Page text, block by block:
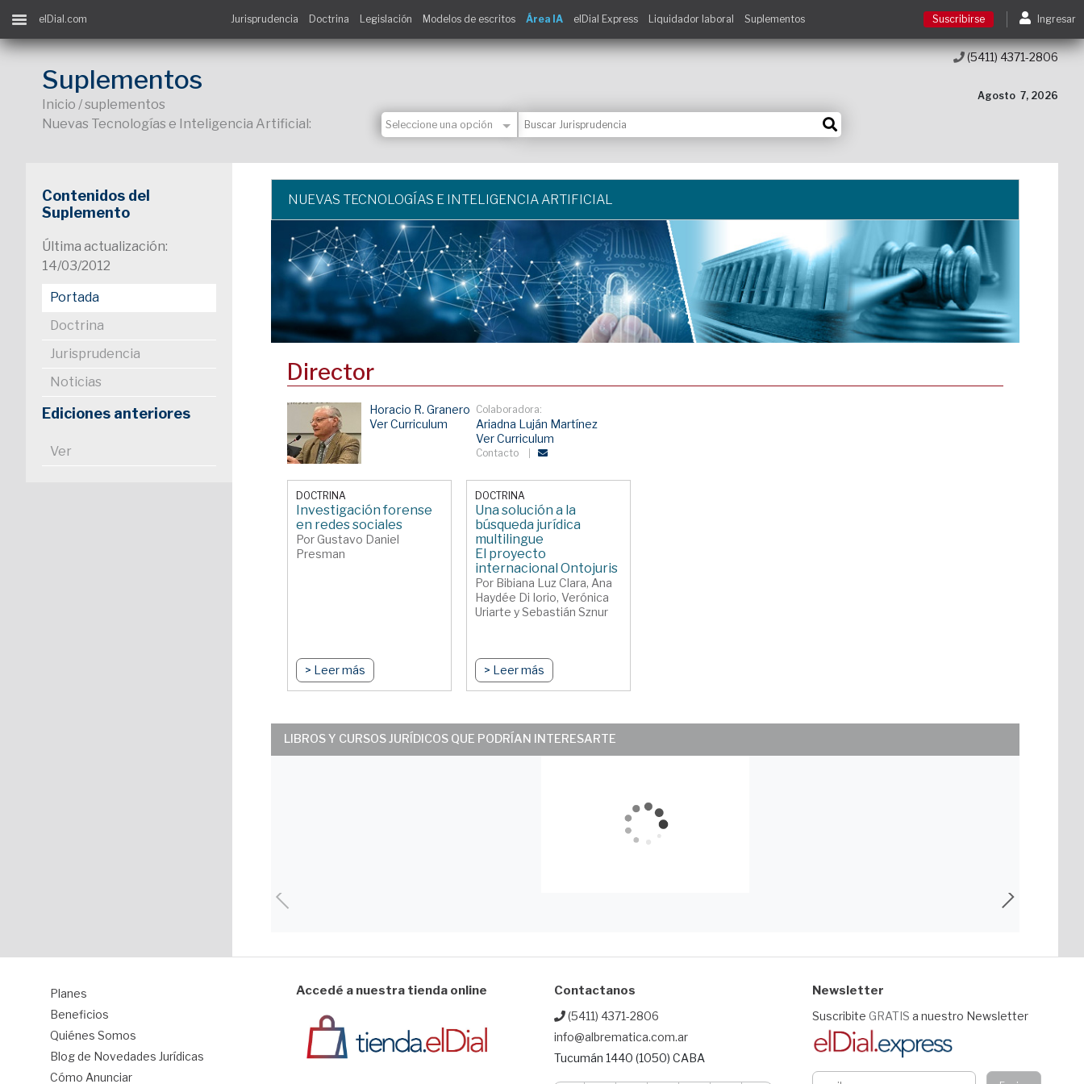
Suscribirse
Contacto
elDial.com Jurisprudencia Doctrina Legislación Modelos de escritos Área IA elDial Express Liquidador laboral Suplementos Suscribirse Ingresar
Suplementos
Inicio / suplementos
Nuevas Tecnologías e Inteligencia Artificial:
Agosto 7, 2026
(5411) 4371-2806
Contenidos del
Suplemento
Última actualización:
14/03/2012
Portada
Doctrina
Jurisprudencia
Noticias
Ediciones anteriores
Ver
NUEVAS TECNOLOGÍAS E INTELIGENCIA ARTIFICIAL
Director
Horacio R. Granero
Ver Curriculum
Colaboradora:
Ariadna Luján Martínez
Ver Curriculum
Contacto
DOCTRINA
Investigación forense
en redes sociales
Por Gustavo Daniel
Presman
> Leer más
DOCTRINA
Una solución a la
búsqueda jurídica
multilingue
El proyecto
internacional Ontojuris
Por Bibiana Luz Clara, Ana
Haydée Di Iorio, Verónica
Uriarte y Sebastián Sznur
> Leer más
LIBROS Y CURSOS JURÍDICOS QUE PODRÍAN INTERESARTE
Planes
Beneficios
Quiénes Somos
Blog de Novedades Jurídicas
Cómo Anunciar
Accedé a nuestra tienda online Contactanos
(5411) 4371-2806
info@albrematica.com.ar
Tucumán 1440 (1050) CABA
Newsletter
Suscribite GRATIS a nuestro Newsletter